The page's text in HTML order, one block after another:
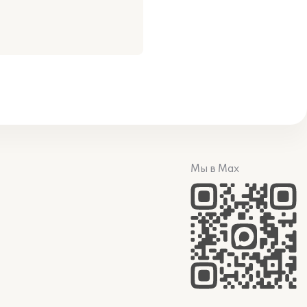
Мы в Max